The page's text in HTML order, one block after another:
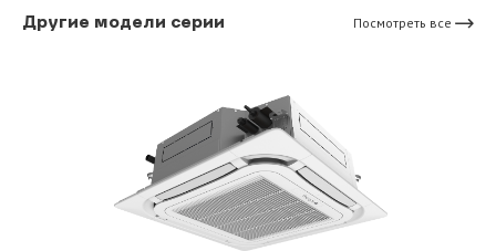
Другие модели серии Посмотреть все